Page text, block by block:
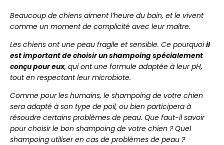
Les Shampoings pour Chien à Poils Longs
Des shampoings professionnels, pour aider à stopper
les problèmes de peaux
Les Shampoings Anti-Chute de Poils pour Chien
Les Shampoings Anti-Odeurs pour Chien
Les Shampoings Anti-Démangeaisons pour
Chien
Les Shampoings Hypoallergéniques pour Chien
Beaucoup de chiens aiment l’heure du bain, et le vivent
comme un moment de complicité avec leur maître.
Les chiens ont une peau fragile et sensible. Ce pourquoiil
est important de choisir un shampoing spécialement
conçu pour eux, qui ont une formule adaptée à leur pH,
tout en respectant leur microbiote.
Comme pour les humains, le shampoing de votre chien
sera adapté à son type de poil, ou bien participera à
résoudre certains problèmes de peau. Que faut-il savoir
pour choisir le bon shampoing de votre chien ? Quel
shampoing utiliser en cas de problèmes de peau ?